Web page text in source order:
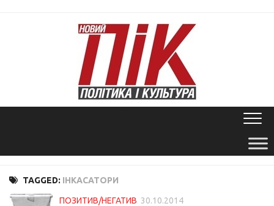
TAGGED: ІНКАСАТОРИ
ПОЗИТИВ/НЕГАТИВ 30.10.2014